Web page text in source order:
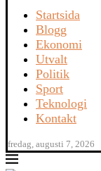
Startsida
Blogg
Ekonomi
Utvalt
Politik
Sport
Teknologi
Kontakt
fredag, augusti 7, 2026